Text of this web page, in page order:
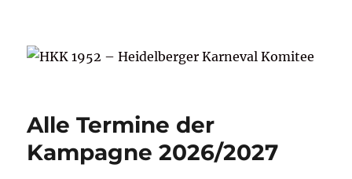
HKK 1952 – Heidelberger Karneval
Komitee
Alle Termine der
Kampagne 2026/2027